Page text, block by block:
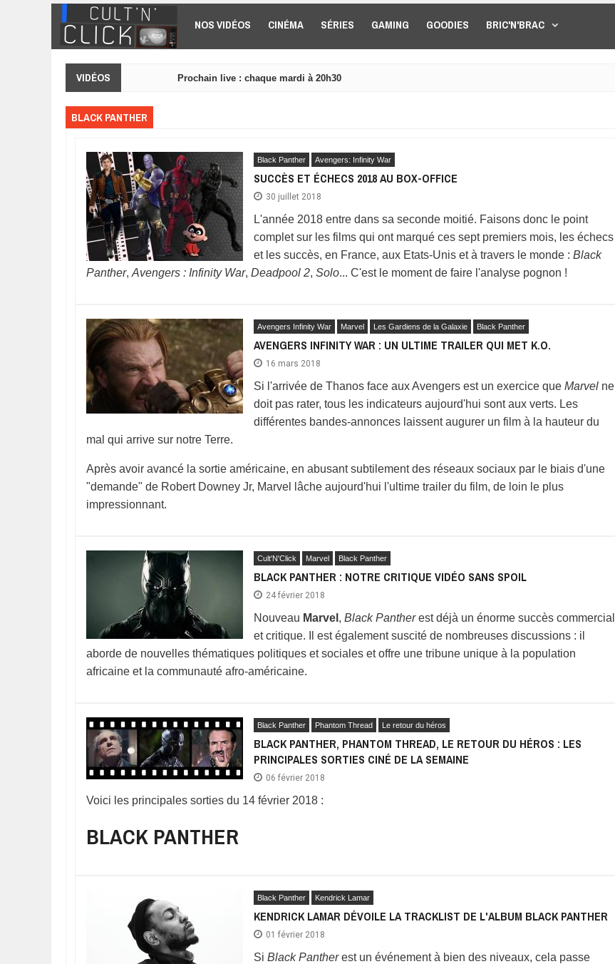
Aller au contenu principal
NOS VIDÉOS CINÉMA SÉRIES GAMING GOODIES BRIC'N'BRAC
VIDÉOS Prochain live : chaque mardi à 20h30
BLACK PANTHER
Black Panther Avengers: Infinity War
SUCCÈS ET ÉCHECS 2018 AU BOX-OFFICE
30 juillet 2018
L'année 2018 entre dans sa seconde moitié. Faisons donc le point
complet sur les films qui ont marqué ces sept premiers mois, les échecs
et les succès, en France, aux Etats-Unis et à travers le monde : Black
Panther, Avengers : Infinity War, Deadpool 2, Solo... C'est le moment de faire l'analyse pognon !
Avengers Infinity War Marvel Les Gardiens de la Galaxie Black Panther
AVENGERS INFINITY WAR : UN ULTIME TRAILER QUI MET K.O.
16 mars 2018
Si l'arrivée de Thanos face aux Avengers est un exercice que Marvel ne
doit pas rater, tous les indicateurs aujourd'hui sont aux verts. Les
différentes bandes-annonces laissent augurer un film à la hauteur du
mal qui arrive sur notre Terre.
Après avoir avancé la sortie américaine, en abusant subtilement des réseaux sociaux par le biais d'une
"demande" de Robert Downey Jr, Marvel lâche aujourd'hui l'ultime trailer du film, de loin le plus
impressionnant.
Cult'N'Click Marvel Black Panther
BLACK PANTHER : NOTRE CRITIQUE VIDÉO SANS SPOIL
24 février 2018
Nouveau Marvel , Black Pantherest déjà un énorme succès commercial
et critique. Il est également suscité de nombreuses discussions : il
aborde de nouvelles thématiques politiques et sociales et offre une tribune unique à la population
africaine et la communauté afro-américaine.
Black Panther Phantom Thread Le retour du héros
BLACK PANTHER, PHANTOM THREAD, LE RETOUR DU HÉROS : LES
PRINCIPALES SORTIES CINÉ DE LA SEMAINE
06 février 2018
Voici les principales sorties du 14 février 2018 :
BLACK PANTHER
Black Panther Kendrick Lamar
KENDRICK LAMAR DÉVOILE LA TRACKLIST DE L'ALBUM BLACK PANTHER
01 février 2018
Si Black Pantherest un événement à bien des niveaux, cela passe